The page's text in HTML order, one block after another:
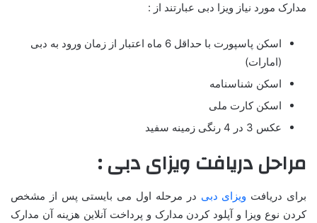
مدارک مورد نیاز ویزا دبی عبارتند از :
اسکن پاسپورت با حداقل 6 ماه اعتبار از زمان ورود به دبی
(امارات)
اسکن شناسنامه
اسکن کارت ملی
عکس 3 در 4 رنگی زمینه سفید
مراحل دریافت ویزای دبی :
برای دریافت ویزای دبی در مرحله اول می بایستی پس از مشخص
کردن نوع ویزا و آپلود کردن مدارک و پرداخت آنلاین هزینه آن مدارک